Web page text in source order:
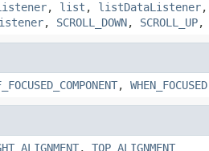
, list , listDataListener,
, SCROLL_DOWN, SCROLL_UP,
, WHEN_FOCUSED
, TOP_ALIGNMENT